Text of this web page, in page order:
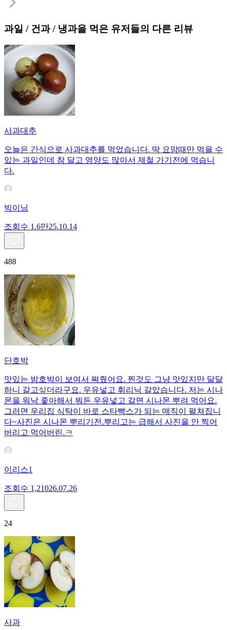
과일 / 건과 / 냉과을 먹은 유저들의 다른 리뷰
사과대추
오늘은 간식으로 사과대추를 먹었습니다. 딱 요맘때만 먹을 수
있는 과일인데 참 달고 영양도 많아서 제철 가기전에 먹습니
다.
빅이닝
조회수 1.6만25.10.14
488
단호박
맛있는 밤호박이 보여서 쪄줬어요. 찐것도 그냥 맛있지만 달달
하니 갈고싶더라구요. 우유넣고 휘리닉 갈았습니다. 저는 시나
몬을 워낙 좋아해서 뭐든 우유넣고 갈면 시나몬 뿌려 먹어요.
그러면 우리집 식탁이 바로 스타빡스가 되는 매직이 펼쳐집니
다~사진은 시나몬 뿌리기전.뿌리고는 급해서 사진을 안 찍어
버리고 먹어버린.ㅋ
이리스1
조회수 1,21026.07.26
24
사과